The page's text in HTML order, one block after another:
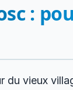
:
du vieux